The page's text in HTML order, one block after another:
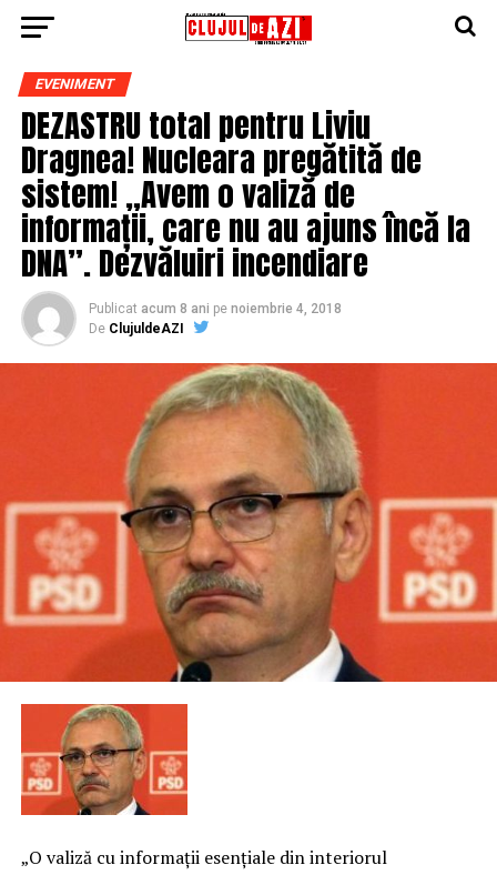
EVENIMENT
DEZASTRU total pentru Liviu
Dragnea! Nucleara pregătită de
sistem! „Avem o valiză de
informații, care nu au ajuns încă la
DNA”. Dezvăluiri incendiare
Publicat acum 8 ani pe noiembrie 4, 2018
De ClujuldeAZI
„O valiză cu informaţii esenţiale din interiorul